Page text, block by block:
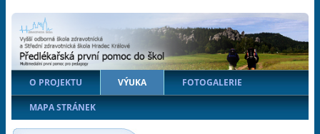
O PROJEKTU VÝUKA FOTOGALERIE
MAPA STRÁNEK